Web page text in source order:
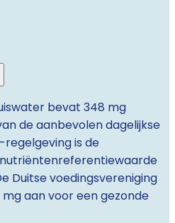
bevat 348 mg
de aanbevolen dagelijkse
regelgeving is de
Duitse voedingsvereniging
aan voor een gezonde